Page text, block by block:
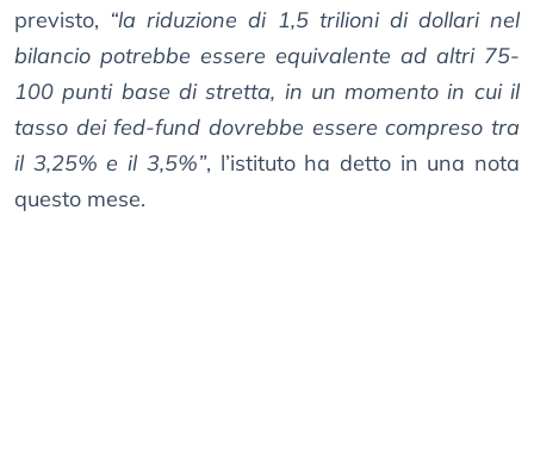
previsto, “la riduzione di 1,5 trilioni di dollari nel
bilancio potrebbe essere equivalente ad altri 75-
100 punti base di stretta, in un momento in cui il
tasso dei fed-fund dovrebbe essere compreso tra
il 3,25% e il 3,5%”, l’istituto ha detto in una nota
questo mese.